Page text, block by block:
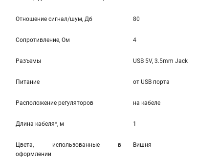
Отношение сигнал/шум, Дб 80
Cопротивление, Ом 4
Разъемы USB 5V, 3.5mm Jack
Питание от USB порта
Расположение регуляторов на кабеле
Длина кабеля*, м 1
Цвета, использованные в
оформлении
Вишня